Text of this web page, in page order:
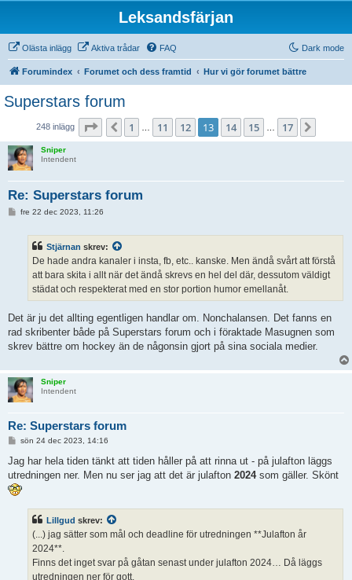
Leksandsfärjan
Dark mode
Olästa inlägg Aktiva trådar FAQ
Forumindex Forumet och dess framtid Hur vi gör forumet bättre
Superstars forum
248 inlägg Sida 13 av 17
Föregående
1 11 12 13 14 15 17
Sniper
Intendent
Re: Superstars forum
fre 22 dec 2023, 11:26
Stjärnan skrev:
De hade andra kanaler i insta, fb, etc.. kanske. Men ändå svårt att förstå
att bara skita i allt när det ändå skrevs en hel del där, dessutom väldigt
städat och respekterat med en stor portion humor emellanåt.
Det är ju det allting egentligen handlar om. Nonchalansen. Det fanns en
rad skribenter både på Superstars forum och i föraktade Masugnen som
skrev bättre om hockey än de någonsin gjort på sina sociala medier.
Sniper
Intendent
Re: Superstars forum
l
ä
g
g
sön 24 dec 2023, 14:16
Jag har hela tiden tänkt att tiden håller på att rinna ut - på julafton läggs
utredningen ner. Men nu ser jag att det är julafton 2024som gäller. Skönt
Lillgud skrev:
(...) jag sätter som mål och deadline för utredningen **Julafton år
2024**.
Finns det inget svar på gåtan senast under julafton 2024… Då läggs
utredningen ner för gott.